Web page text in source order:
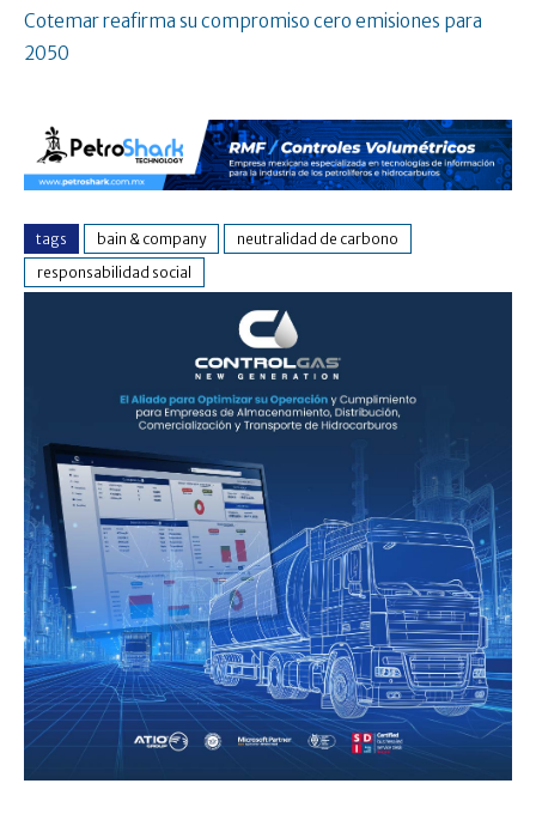
Cotemar reafirma su compromiso cero emisiones para
2050
tags bain & company
neutralidad de carbono
responsabilidad social